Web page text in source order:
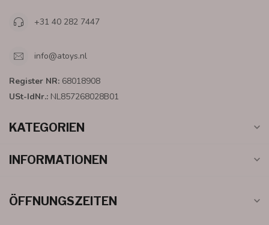
+31 40 282 7447
info@atoys.nl
Register NR: 68018908
USt-IdNr.: NL857268028B01
KATEGORIEN
INFORMATIONEN
ÖFFNUNGSZEITEN